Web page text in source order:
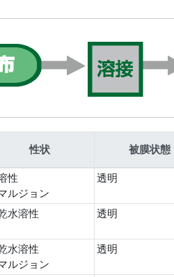
性状 被膜状態
性
ルジョン
透明
水溶性 透明
水溶性
ルジョン
透明